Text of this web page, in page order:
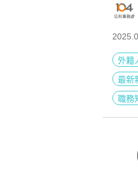
外籍
最新
職務